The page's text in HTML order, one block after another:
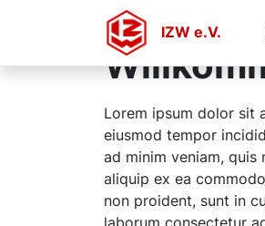
IZW e.V.
Lorem ipsum dolor sit
eiusmod tempor
ad minim veniam,
aliquip ex ea
non proident, sunt in
laborum consectetur